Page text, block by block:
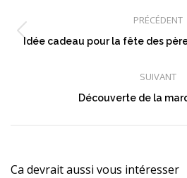
article
PRÉCÉDENT
Article
:
Idée cadeau pour la fête des
SUIVANT
Article
Découverte de la
Ca devrait aussi vous intéresser